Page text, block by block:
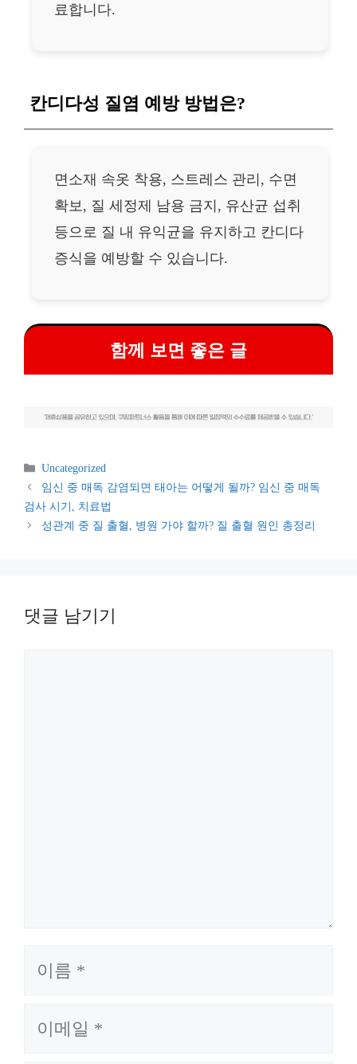
료합니다.
칸디다성 질염 예방 방법은?
면소재 속옷 착용, 스트레스 관리, 수면
확보, 질 세정제 남용 금지, 유산균 섭취
등으로 질 내 유익균을 유지하고 칸디다
증식을 예방할 수 있습니다.
함께 보면 좋은 글
카
테
리
Uncategorized
임신 중 매독 감염되면 태아는 어떻게 될까? 임신 중 매독
검사 시기, 치료법
성관계 중 질 출혈, 병원 가야 할까? 질 출혈 원인 총정리
댓글 남기기